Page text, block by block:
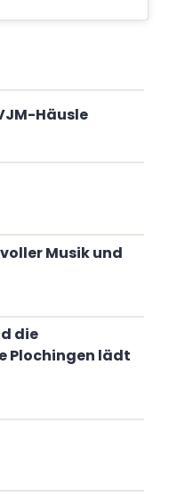
Häusle
Musik und
die
Plochingen lädt